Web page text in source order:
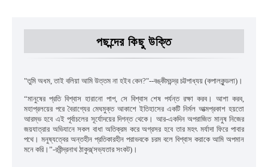
পছন্দের কিছু উক্তি
"তুমি অধম ,তাই বলিয়া আমি উত্তম না হইব কেন?"--বঙ্কীমচন্দ্র চট্টপাধ্যয় (কপালকুন্ডলা)।
“মানুষের প্রতি বিশ্বাস হারানো পাপ, সে বিশ্বাস শেষ পর্যন্ত রক্ষা করব। আশা করব
মহাপ্রলয়ের পরে বৈরাগ্যের মেঘমুক্ত আকাশে ইতিহাসের একটি নির্মল আত্মপ্রকাশ হয়তো
আরম্ভ হবে এই পূর্বাচলের সূর্যোদয়ের দিগন্ত থেকে। আর-একদিন অপরাজিত মানুষ নিজের
জয়যাত্রার অভিযানে সকল বাধা অতিক্রম করে অগ্রসর হবে তার মহৎ মর্যাদা ফিরে পাবার
পথে। মনুষ্যত্বের অন্তহীন প্রতিকারহীন পরাভবকে চরম বলে বিশ্বাস করাকে আমি অপমান
মনে করি।”-রবীন্দ্রনাথ ঠাকুর(সভ্যতার সংকট)।